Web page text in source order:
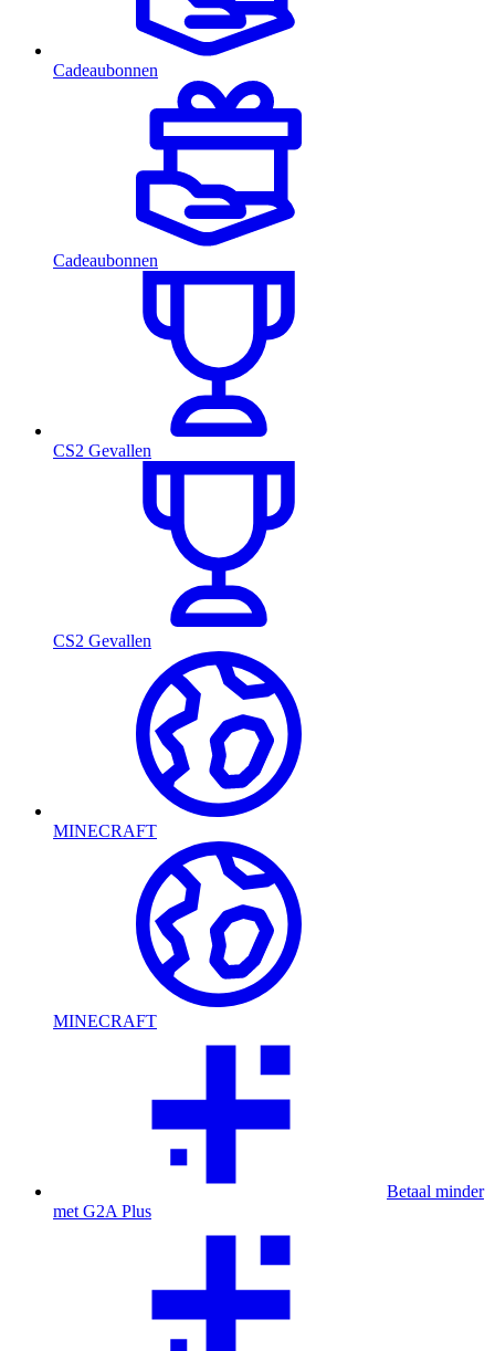
Cadeaubonnen
Cadeaubonnen
CS2 Gevallen
CS2 Gevallen
MINECRAFT
MINECRAFT
Betaal minder
met G2A Plus